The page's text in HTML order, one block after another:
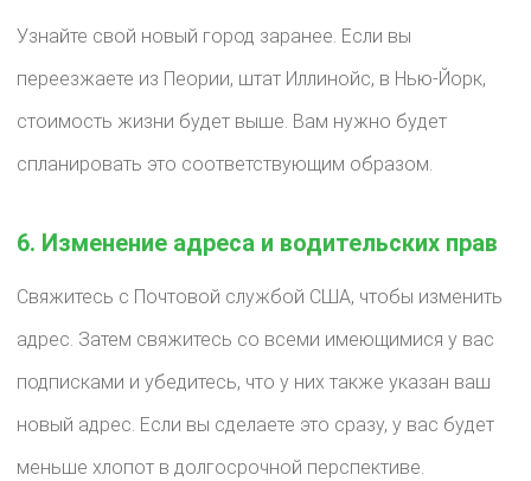
Узнайте свой новый город заранее. Если вы
переезжаете из Пеории, штат Иллинойс, в Нью-Йорк,
стоимость жизни будет выше. Вам нужно будет
спланировать это соответствующим образом.
6. Изменение адреса и водительских прав
Свяжитесь с Почтовой службой США, чтобы изменить
адрес. Затем свяжитесь со всеми имеющимися у вас
подписками и убедитесь, что у них также указан ваш
новый адрес. Если вы сделаете это сразу, у вас будет
меньше хлопот в долгосрочной перспективе.